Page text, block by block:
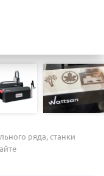
ряда, станки